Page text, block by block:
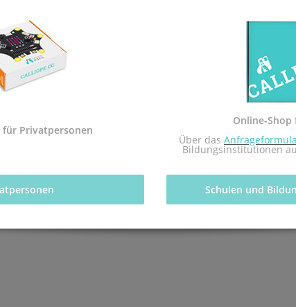
Schule (Friedrich-Ebert-Schule Realschule plus
Informatik des pädagogischen Landesinstituts Rheinland-
mit dem Redaktionsteam inf-schule.de, insbesondere
für Privatpersonen
Online-Shop
Über das
Bildungsinstitutionen
Schulen und